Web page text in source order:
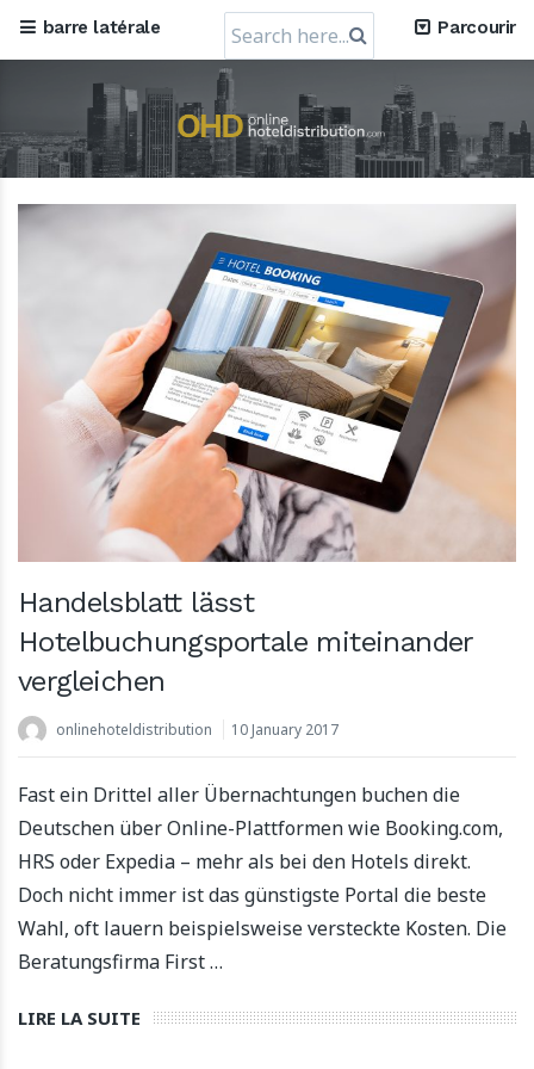
Augmentation de capital de 72 millions de dollars de
RateGain : Un bond stratégique vers la domination
Apartool lève 5,5 millions d'euros pour financer son
expansion internationale
barre latérale
Search
for:
Parcourir
Handelsblatt lässt
Hotelbuchungsportale miteinander
vergleichen
onlinehoteldistribution 10 January 2017
Fast ein Drittel aller Übernachtungen buchen die
Deutschen über Online-Plattformen wie Booking.com,
HRS oder Expedia – mehr als bei den Hotels direkt.
Doch nicht immer ist das günstigste Portal die beste
Wahl, oft lauern beispielsweise versteckte Kosten. Die
Beratungsfirma First …
LIRE LA SUITE